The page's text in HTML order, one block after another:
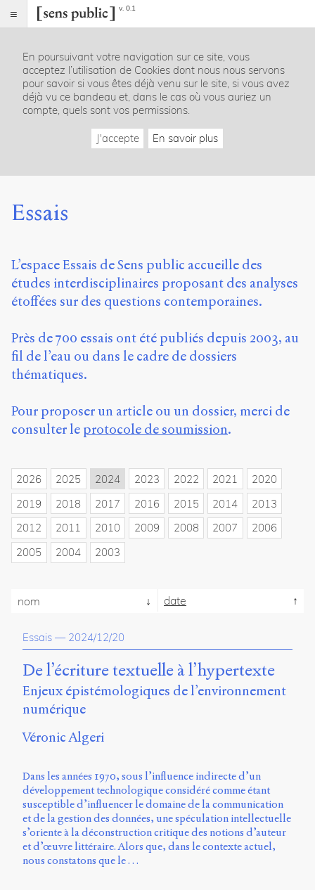
v. 0.1
Index
Rubriques
Essais
La
Présentation
Publier
Contact
du
site
Archipel
ligne
Université
de
Sherbrooke
Campus
de
Longueuil
12723
Charles-
Le
Moyne
(QC)
J4K
Canada
2104-
3272
Sens
public
v.
0.1
En poursuivant votre navigation sur ce site, vous
acceptez l’utilisation de Cookies dont nous nous servons
pour savoir si vous êtes déjà venu sur le site, si vous avez
déjà vu ce bandeau et, dans le cas où vous auriez un
compte, quels sont vos permissions.
J'accepte En savoir plus
Essais
L’espace Essais de Sens public accueille des
études interdisciplinaires proposant des analyses
étoffées sur des questions contemporaines.
Près de 700 essais ont été publiés depuis 2003, au
fil de l’eau ou dans le cadre de dossiers
thématiques.
Pour proposer un article ou un dossier, merci de
consulter le protocole de soumission.
2026 2025 2024 2023 2022 2021
2020
2019
2018 2017 2016 2015 2014
2013
2012
2011 2010 2009 2008 2007
2006
2005
2004 2003
nom date
Essais — 2024/12/20
De l’écriture textuelle à l’hypertexte
Enjeux épistémologiques de l’environnement
numérique
Véronic Algeri
Dans les années 1970, sous l’influence indirecte d’un
développement technologique considéré comme étant
susceptible d’influencer le domaine de la communication
et de la gestion des données, une spéculation intellectuelle
s’oriente à la déconstruction critique des notions d’auteur
et d’œuvre littéraire. Alors que, dans le contexte actuel,
nous constatons que le …